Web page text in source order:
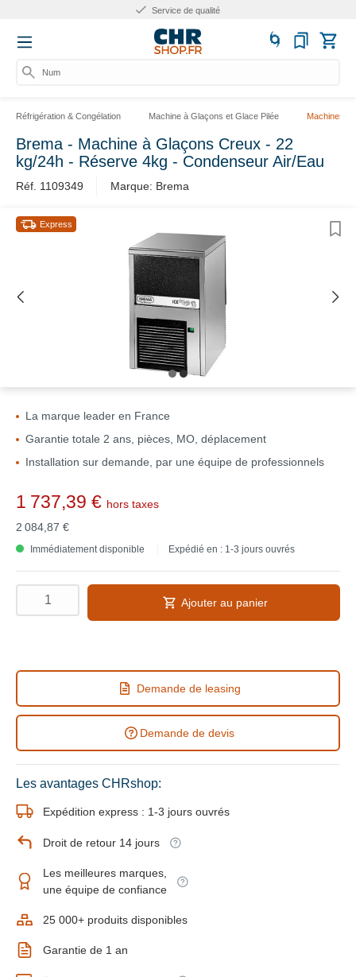
Service de qualité
Numé
Réfrigération & Congélation Machine à Glaçons et Glace Pilée Machines à
Brema - Machine à Glaçons Creux - 22
kg/24h - Réserve 4kg - Condenseur Air/Eau
Réf. 1109349 Marque: Brema
Express
La marque leader en France
Garantie totale 2 ans, pièces, MO, déplacement
Installation sur demande, par une équipe de professionnels
1 737,39 € hors taxes
2 084,87 €
Immédiatement disponible Expédié en : 1-3 jours ouvrés
Ajouter au panier
Demande de leasing
Demande de devis
Les avantages CHRshop:
Expédition express : 1-3 jours ouvrés
Droit de retour 14 jours
Les meilleures marques,
une équipe de confiance
25 000+ produits disponibles
Garantie de 1 an